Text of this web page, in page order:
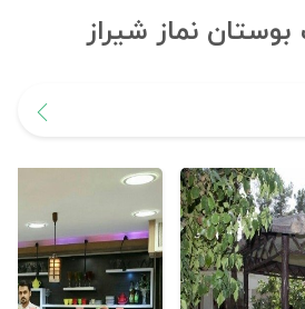
نماز شیراز